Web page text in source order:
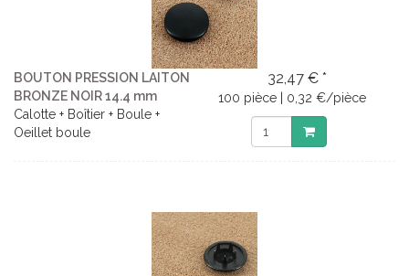
BOUTON PRESSION LAITON
BRONZE NOIR 14.4 mm
Calotte + Boîtier + Boule +
Oeillet boule
32,47 € *
100 pièce | 0,32 €/pièce